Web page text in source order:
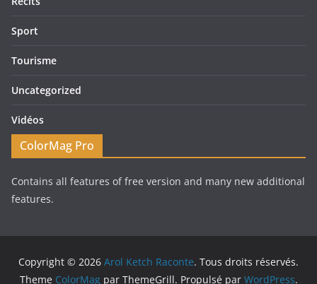
Sport
Tourisme
Uncategorized
Vidéos
ColorMag Pro
Contains all features of free version and many new additional
features.
Copyright © 2026 Arol Ketch Raconte. Tous droits réservés.
Theme ColorMagpar ThemeGrill. Propulsé par WordPress.